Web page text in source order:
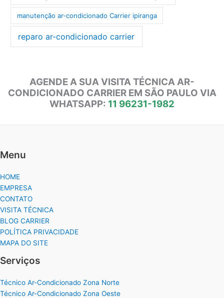
manutenção ar-condicionado Carrier ipiranga
reparo ar-condicionado carrier
AGENDE A SUA VISITA TÉCNICA AR-
CONDICIONADO CARRIER EM SÃO PAULO VIA
WHATSAPP: 11 96231-1982
Menu
HOME
EMPRESA
CONTATO
VISITA TÉCNICA
BLOG CARRIER
POLÍTICA PRIVACIDADE
MAPA DO SITE
Serviços
Técnico Ar-Condicionado Zona Norte
Técnico Ar-Condicionado Zona Oeste